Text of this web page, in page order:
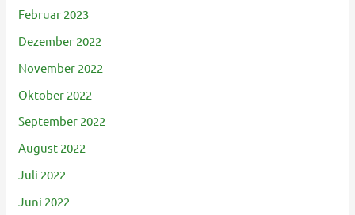
Februar 2023
Dezember 2022
November 2022
Oktober 2022
September 2022
August 2022
Juli 2022
Juni 2022